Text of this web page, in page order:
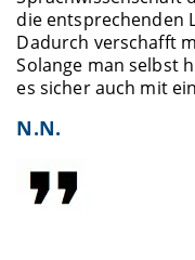
die entsprechenden
Dadurch verschafft
Solange man selbst
es sicher auch mit
N.N.